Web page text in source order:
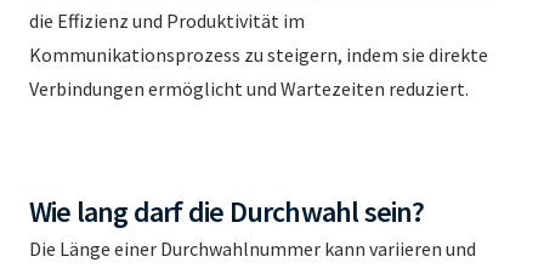
die Effizienz und Produktivität im
Kommunikationsprozess zu steigern, indem sie direkte
Verbindungen ermöglicht und Wartezeiten reduziert.
Wie lang darf die Durchwahl sein?
Die Länge einer Durchwahlnummer kann variieren und